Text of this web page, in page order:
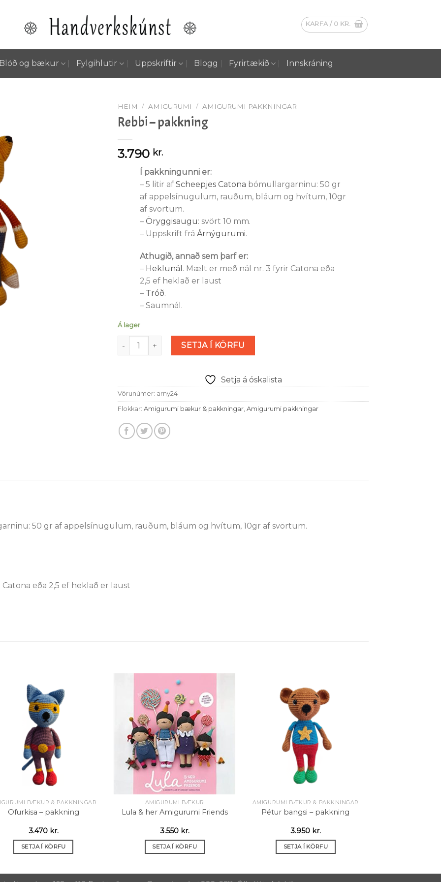
KARFA / 0 KR.
Blöð og bækur Fylgihlutir Uppskriftir Blogg Fyrirtækið Innskráning
HEIM / AMIGURUMI / AMIGURUMI PAKKNINGAR
Rebbi – pakkning
3.790 kr.
Í pakkningunni er:
– 5 litir af Scheepjes Catona bómullargarninu: 50 gr
af appelsínugulum, rauðum, bláum og hvítum, 10gr
af svörtum.
– Öryggisaugu: svört 10 mm.
– Uppskrift frá Árnýgurumi.
Athugið, annað sem þarf er:
– Heklunál . Mælt er með nál nr. 3 fyrir Catona eða
2,5 ef heklað er laust
– Tróð.
– Saumnál.
Á lager
Rebbi - pakkning magnSETJA Í KÖRFU
Setja á óskalista
Vörunúmer: arny24
Flokkar: Amigurumi bækur & pakkningar, Amigurumi pakkningar
50 gr af appelsínugulum, rauðum, bláum og hvítum, 10gr af svörtum.
eða 2,5 ef heklað er laust
BÆKUR & PAKKNINGAR
Ofurkisa – pakkning
3.470 kr.
SETJA Í KÖRFU
Setja á
óskalista
AMIGURUMI BÆKUR
Lula & her Amigurumi Friends
3.550 kr.
SETJA Í KÖRFU
AMIGURUMI BÆKUR & PAKKNINGAR
Pétur bangsi – pakkning
3.950 kr.
SETJA Í KÖRFU